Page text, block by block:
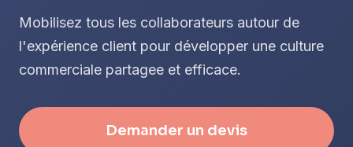
Mobilisez tous les collaborateurs autour de
l'expérience client pour développer une culture
commerciale partagee et efficace.
Demander un devis